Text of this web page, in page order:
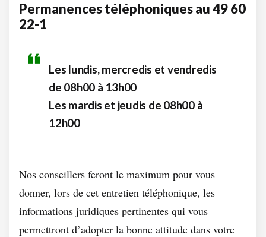
Permanences téléphoniques au 49 60
22-1
Les lundis, mercredis et vendredis
de 08h00 à 13h00
Les mardis et jeudis de 08h00 à
12h00
Nos conseillers feront le maximum pour vous
donner, lors de cet entretien téléphonique, les
informations juridiques pertinentes qui vous
permettront d’adopter la bonne attitude dans votre